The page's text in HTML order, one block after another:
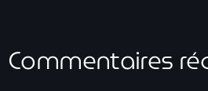
Commentaires